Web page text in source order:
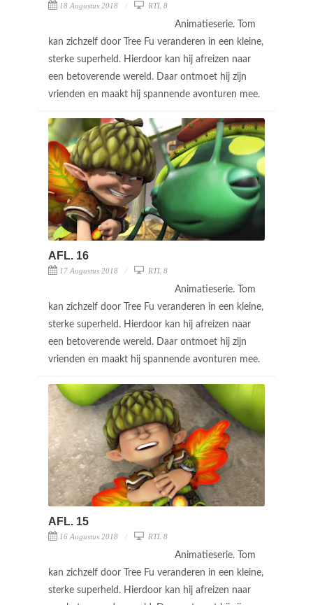
18 Augustus 2018 RTL 8
Animatieserie. Tom
kan zichzelf door Tree Fu veranderen in een kleine,
sterke superheld. Hierdoor kan hij afreizen naar
een betoverende wereld. Daar ontmoet hij zijn
vrienden en maakt hij spannende avonturen mee.
AFL. 16
17 Augustus 2018 RTL 8
Animatieserie. Tom
kan zichzelf door Tree Fu veranderen in een kleine,
sterke superheld. Hierdoor kan hij afreizen naar
een betoverende wereld. Daar ontmoet hij zijn
vrienden en maakt hij spannende avonturen mee.
AFL. 15
16 Augustus 2018 RTL 8
Animatieserie. Tom
kan zichzelf door Tree Fu veranderen in een kleine,
sterke superheld. Hierdoor kan hij afreizen naar